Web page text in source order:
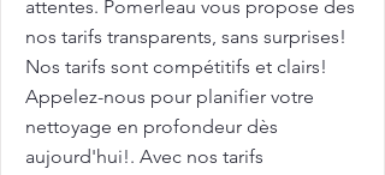
attentes. Pomerleau vous propose des
nos tarifs transparents, sans surprises!
Nos tarifs sont compétitifs et clairs!
Appelez-nous pour planifier votre
nettoyage en profondeur dès
aujourd'hui!. Avec nos tarifs